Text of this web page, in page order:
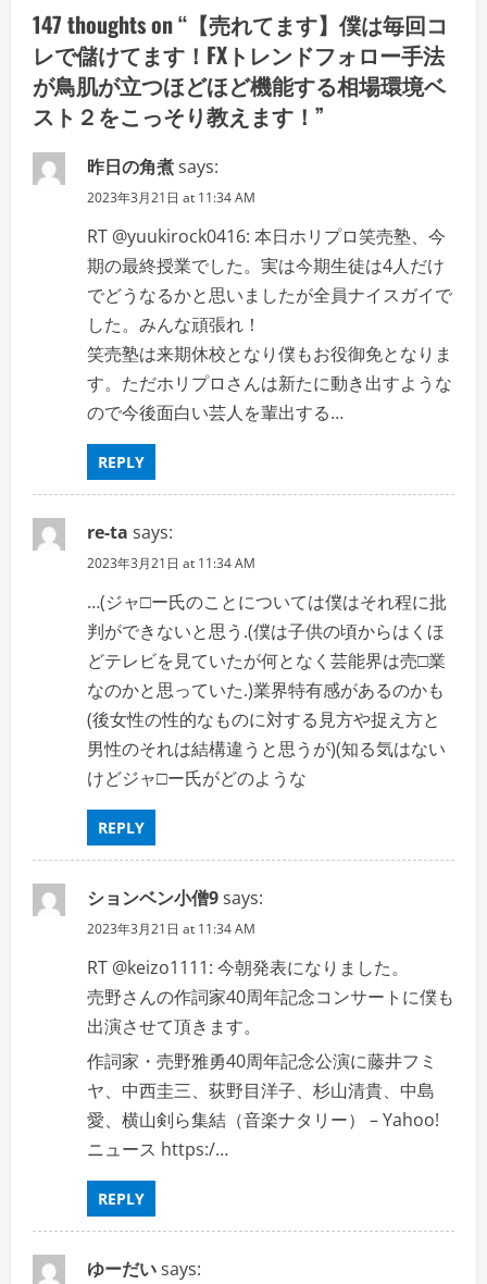
g
a
t
i
o
147 thoughts on “ 【売れてます】僕は毎回コ
レで儲けてます！FXトレンドフォロー手法
が鳥肌が立つほどほど機能する相場環境ベ
スト２をこっそり教えます！ ”
昨日の角煮says:
2023年3月21日 at 11:34 AM
RT @yuukirock0416: 本日ホリプロ笑売塾、今
期の最終授業でした。実は今期生徒は4人だけ
でどうなるかと思いましたが全員ナイスガイで
した。みんな頑張れ！
笑売塾は来期休校となり僕もお役御免となりま
す。ただホリプロさんは新たに動き出すような
ので今後面白い芸人を輩出する…
REPLY
re-ta says:
2023年3月21日 at 11:34 AM
…(ジャ□ー氏のことについては僕はそれ程に批
判ができないと思う.(僕は子供の頃からはくほ
どテレビを見ていたが何となく芸能界は売□業
なのかと思っていた.)業界特有感があるのかも
(後女性の性的なものに対する見方や捉え方と
男性のそれは結構違うと思うが)(知る気はない
けどジャ□ー氏がどのような
REPLY
ションベン小僧9says:
2023年3月21日 at 11:34 AM
RT @keizo1111: 今朝発表になりました。
売野さんの作詞家40周年記念コンサートに僕も
出演させて頂きます。
作詞家・売野雅勇40周年記念公演に藤井フミ
ヤ、中西圭三、荻野目洋子、杉山清貴、中島
愛、横山剣ら集結（音楽ナタリー） – Yahoo!
ニュース https:/…
REPLY
ゆーだいsays: